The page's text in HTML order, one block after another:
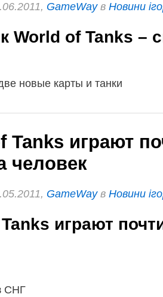
GameWayв Новини
World of Tanks –
новые карты и танки
Tanks играют
человек
GameWayв Новини
играют
СНГ